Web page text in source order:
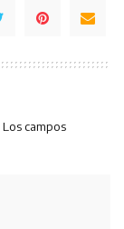
Los campos